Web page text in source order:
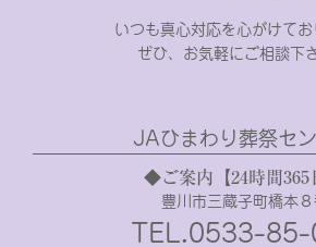
いつも真心対応を心がけてお
ぜひ、お気軽にご相談下
JAひまわり葬祭セ
◆ご案内【24時間365
豊川市三蔵子町橋本８
TEL.0533-85-